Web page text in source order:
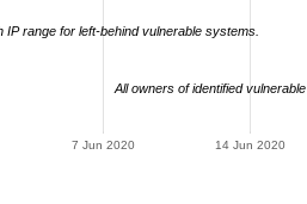
7 Jun 2020 14 Jun 2020
range for left-behind vulnerable systems.
All owners of identified